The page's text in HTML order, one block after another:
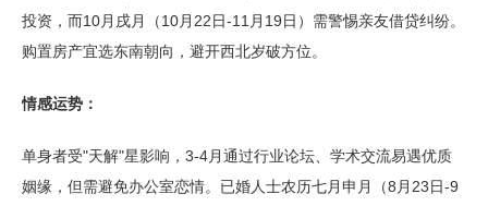
投资，而10月戌月（10月22日-11月19日）需警惕亲友借贷纠纷。
购置房产宜选东南朝向，避开西北岁破方位。
情感运势：
单身者受"天解"星影响，3-4月通过行业论坛、学术交流易遇优质
姻缘，但需避免办公室恋情。已婚人士农历七月申月（8月23日-9